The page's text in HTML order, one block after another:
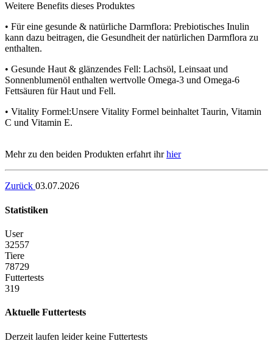
Weitere Benefits dieses Produktes
• Für eine gesunde & natürliche Darmflora: Prebiotisches Inulin
kann dazu beitragen, die Gesundheit der natürlichen Darmflora zu
enthalten.
• Gesunde Haut & glänzendes Fell: Lachsöl, Leinsaat und
Sonnenblumenöl enthalten wertvolle Omega-3 und Omega-6
Fettsäuren für Haut und Fell.
• Vitality Formel:Unsere Vitality Formel beinhaltet Taurin, Vitamin
C und Vitamin E.
Mehr zu den beiden Produkten erfahrt ihrhier
Zurück 03.07.2026
Statistiken
User
32557
Tiere
78729
Futtertests
319
Aktuelle Futtertests
Derzeit laufen leider keine Futtertests